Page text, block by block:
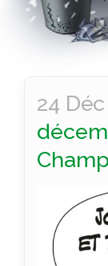
24 Déc